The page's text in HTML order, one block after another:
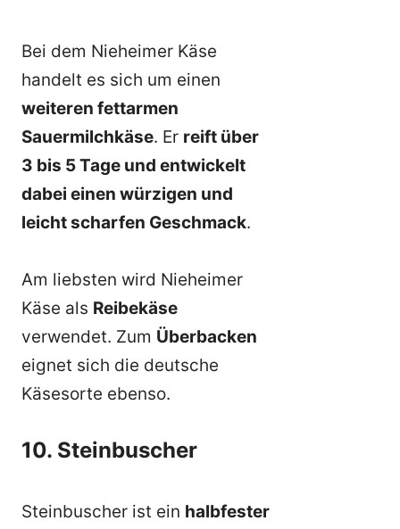
Bei dem Nieheimer Käse
handelt es sich um einen
weiteren fettarmen
Sauermilchkäse. Er reift über
3 bis 5 Tage und entwickelt
dabei einen würzigen und
leicht scharfen Geschmack.
Am liebsten wird Nieheimer
Käse als Reibekäse
verwendet. Zum Überbacken
eignet sich die deutsche
Käsesorte ebenso.
10. Steinbuscher
Steinbuscher ist ein halbfester